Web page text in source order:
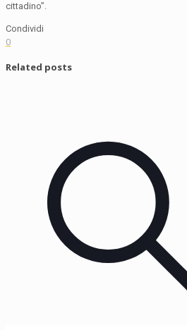
cittadino”.
Condividi
0
Related posts